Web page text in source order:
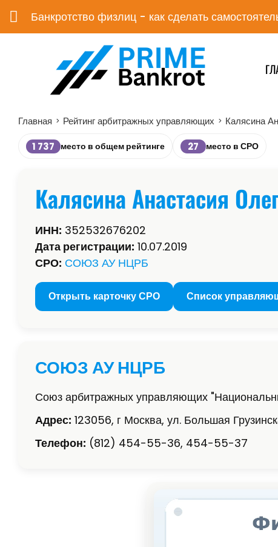
Банкротство физлиц - как сделать
Главная > Рейтинг арбитражных управляющих > Калясина
1 737 место в общем рейтинге 27 место в СРО
Калясина Анастасия
ИНН: 352532676202
Дата регистрации: 10.07.2019
СРО: СОЮЗ АУ НЦРБ
Открыть карточку СРО Список
СОЮЗ АУ НЦРБ
Союз арбитражных управляющих
Адрес: 123056, г Москва, ул. Большая
Телефон: (812) 454-55-36, 454-55-37